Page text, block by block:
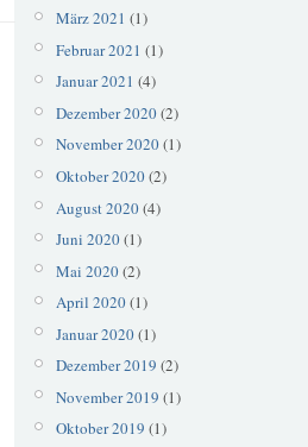
März 2021 (1)
Februar 2021 (1)
Januar 2021 (4)
Dezember 2020(2)
November 2020(1)
Oktober 2020(2)
August 2020(4)
Juni 2020(1)
Mai 2020(2)
April 2020(1)
Januar 2020(1)
Dezember 2019 (2)
November 2019 (1)
Oktober 2019 (1)